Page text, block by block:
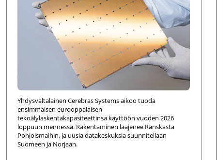
Yhdysvaltalainen Cerebras Systems aikoo tuoda
ensimmäisen eurooppalaisen
tekoälylaskentakapasiteettinsa käyttöön vuoden 2026
loppuun mennessä. Rakentaminen laajenee Ranskasta
Pohjoismaihin, ja uusia datakeskuksia suunnitellaan
Suomeen ja Norjaan.